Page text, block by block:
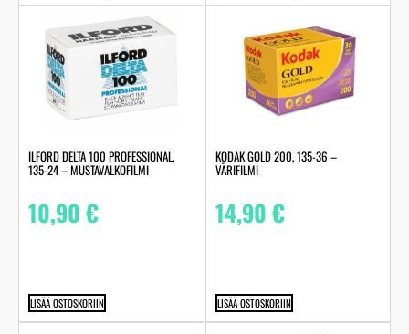
ILFORD DELTA 100 PROFESSIONAL,
135-24 – MUSTAVALKOFILMI
10,90€
LISÄÄ OSTOSKORIIN
KODAK GOLD 200, 135-36 –
VÄRIFILMI
14,90€
LISÄÄ OSTOSKORIIN